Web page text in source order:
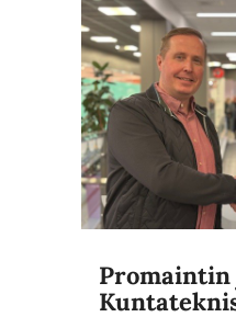
Promaintin